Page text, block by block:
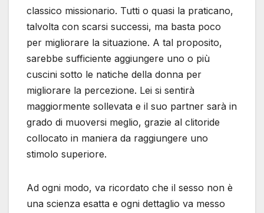
classico missionario. Tutti o quasi la praticano,
talvolta con scarsi successi, ma basta poco
per migliorare la situazione. A tal proposito,
sarebbe sufficiente aggiungere uno o più
cuscini sotto le natiche della donna per
migliorare la percezione. Lei si sentirà
maggiormente sollevata e il suo partner sarà in
grado di muoversi meglio, grazie al clitoride
collocato in maniera da raggiungere uno
stimolo superiore.
Ad ogni modo, va ricordato che il sesso non è
una scienza esatta e ogni dettaglio va messo